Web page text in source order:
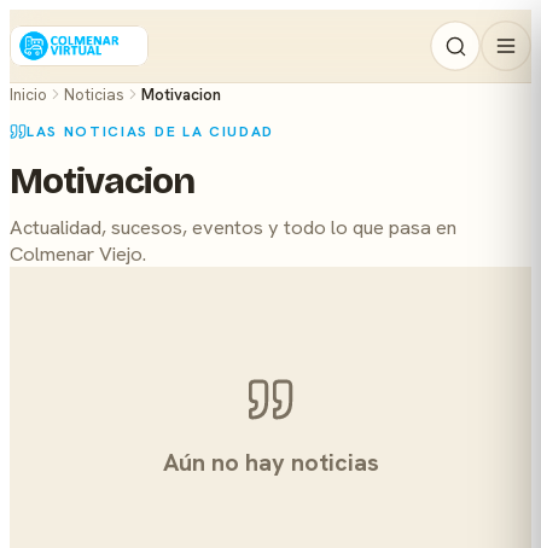
Inicio Noticias Motivacion
LAS NOTICIAS DE LA CIUDAD
Motivacion
Actualidad, sucesos, eventos y todo lo que pasa en
Colmenar Viejo.
Aún no hay noticias